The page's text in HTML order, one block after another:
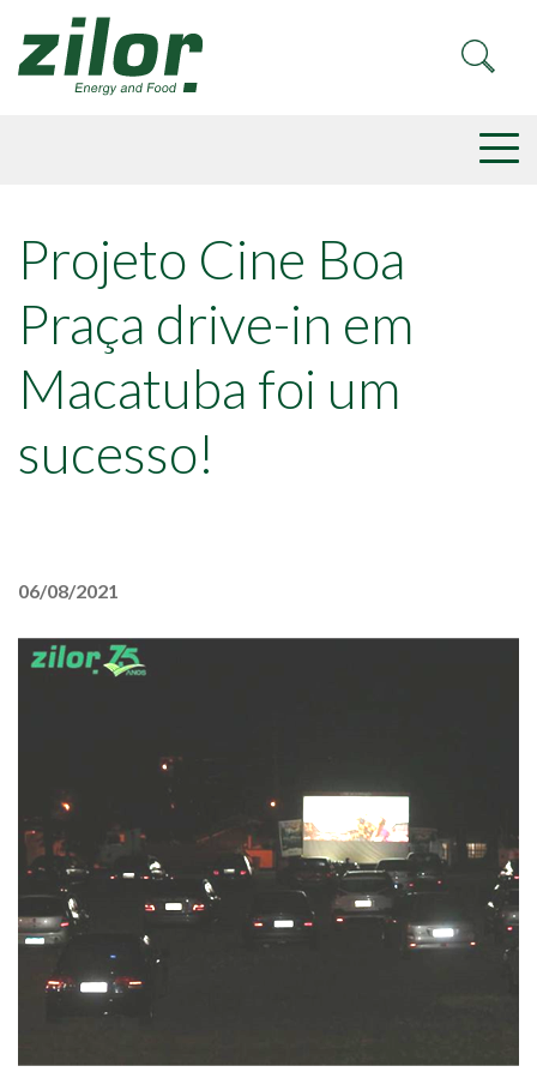
Projeto Cine Boa
Praça drive-in em
Macatuba foi um
sucesso!
06/08/2021